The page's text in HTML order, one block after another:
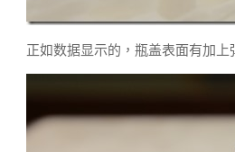
正如数据显示的，瓶盖表面有加